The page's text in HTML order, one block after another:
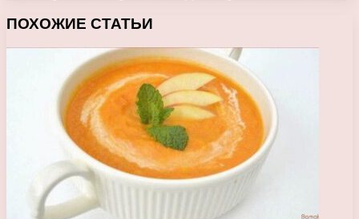
ПОХОЖИЕ СТАТЬИ